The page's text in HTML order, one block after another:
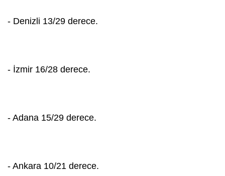
- Denizli 13/29 derece.
- İzmir 16/28 derece.
- Adana 15/29 derece.
- Ankara 10/21 derece.